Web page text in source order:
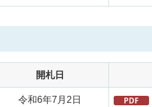
開札日
令和6年7月2日